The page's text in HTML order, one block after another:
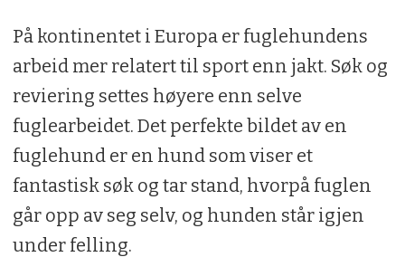
fuglesituasjon. Hunden løses altså fra
standen, for så å gå/løpe fram og få
fuglen på vingene.
På kontinentet i Europa er fuglehundens
arbeid mer relatert til sport enn jakt. Søk og
reviering settes høyere enn selve
fuglearbeidet. Det perfekte bildet av en
fuglehund er en hund som viser et
fantastisk søk og tar stand, hvorpå fuglen
går opp av seg selv, og hunden står igjen
under felling.